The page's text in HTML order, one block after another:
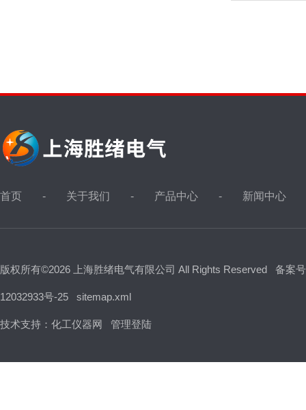
首页 关于我们 产品中心 新闻中心
版权所有©2026 上海胜绪电气有限公司 All Rights Reserved 备案
12032933号-25 sitemap.xml
技术支持： 化工仪器网 管理登陆